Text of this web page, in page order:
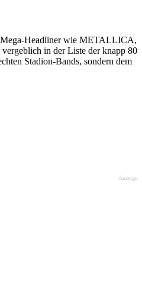
Mega-Headliner wie METALLICA,
in der Liste der knapp 80
Stadion-Bands, sondern dem
Anzeige